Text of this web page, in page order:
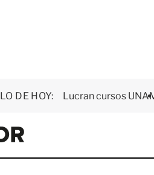
LO DE HOY: Lucran cursos
E
x
e